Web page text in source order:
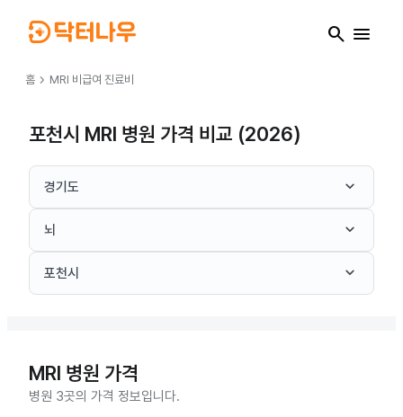
search menu
홈 chevron_right MRI 비급여 진료비
포천시 MRI 병원 가격 비교 (2026)
경기도 keyboard_arrow_down
뇌 keyboard_arrow_down
포천시 keyboard_arrow_down
MRI 병원 가격
병원 3곳의 가격 정보입니다.